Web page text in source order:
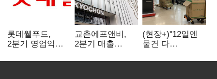
롯데웰푸드,
2분기 영업익
사업이 실적 견인
교촌에프앤비,
2분기 매출
전년보다 4.9%↑
(현장+)"12일엔
물건 다
매대 채우며 문